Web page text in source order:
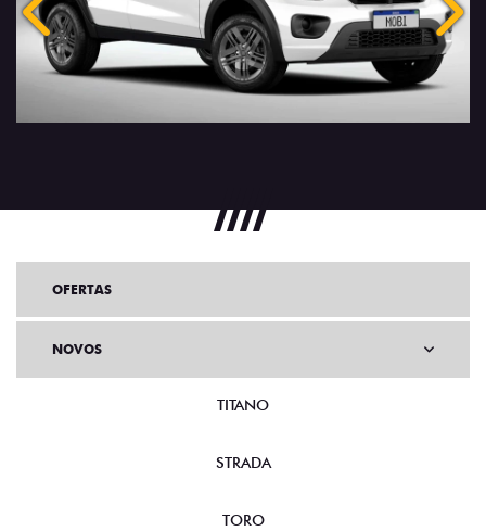
Anterior
OFERTAS
NOVOS
TITANO
STRADA
TORO